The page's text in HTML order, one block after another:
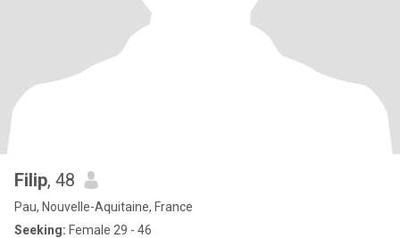
Filip, 48
Pau, Nouvelle-Aquitaine, France
Seeking: Female 29 - 46